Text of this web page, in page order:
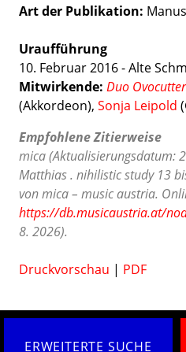
Art der Publikation
Uraufführung
10. Februar 2016 - Alte
Mitwirkende: Duo
(Akkordeon), Sonja Leipold
Empfohlene Zitierweise
mica (Aktualisierungsdatum:
Matthias . nihilistic study 13
von mica – music austria.
https://db.musicaustria.at/
8. 2026).
Druckvorschau | PDF
ERWEITERTE SUCHE